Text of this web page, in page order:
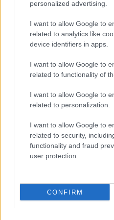
personalized advertising.
I want to allow Google to
related to analytics like
device identifiers in apps.
I want to allow Google to
related to functionality of
I want to allow Google to
related to personalization.
I want to allow Google to
related to security,
functionality and fraud
user protection.
CONFIRM
transmisja
Wynik meczu Czuwaj Przemyśl -
zaraz po jego zakończeniu. Jeżeli
Czuwaj Przemyśl vs. Orzeł
Jeżeli w internecie lub TV dostępna
Okręgowa na pewno znajdziesz
Możliwe jednak, że nigdzie nie
Asseco Resovia| Developres
Cellfast Wilki Krosno| Texom
Motor Lublin|Stal Rzeszów|
Resovia|Wieczysta Kraków
Mecze dziś Wyniki LIVE